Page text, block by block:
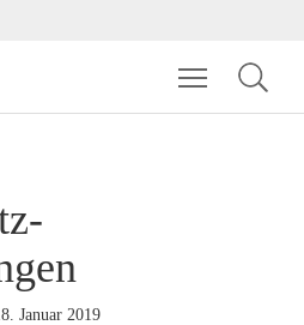
Toggle
Januar 2019